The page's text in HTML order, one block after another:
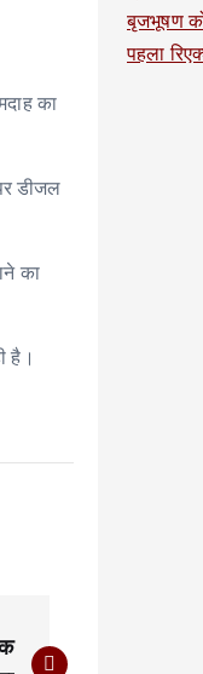
का
डीजल
का
है।
बृजभूषण
पहला